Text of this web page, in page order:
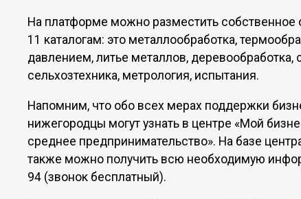
На платформе можно разместить собственное
11 каталогам: это металлообработка,
давлением, литье металлов, деревообработка,
сельхозтехника, метрология, испытания.
Напомним, что обо всех мерах поддержки
нижегородцы могут узнать в центре «Мой
среднее предпринимательство». На базе
также можно получить всю необходимую
94 (звонок бесплатный).